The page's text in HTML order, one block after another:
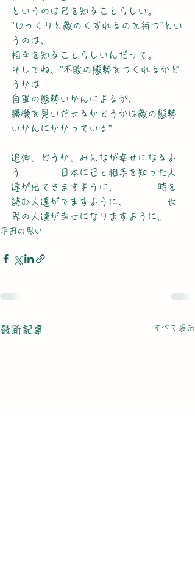
というのは己を知ることらしい。
”じっくりと敵のくずれるのを待つ”とい
うのは、
相手を知ることらしいんだって。
そしてね、”不敗の態勢をつくれるかど
うかは
自軍の態勢いかんによるが、
勝機を見いだせるかどうかは敵の態勢
いかんにかかっている”
追伸、どうか、みんなが幸せになるよ
う　　　　日本に己と相手を知った人
達が出てきますように、　　　　時を
読む人達がでますように、　　　　世
界の人達が幸せになりますように。
平田の思い
最新記事 すべて表示